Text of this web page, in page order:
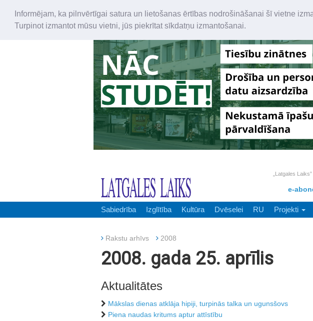
Informējam, ka pilnvērtīgai satura un lietošanas ērtības nodrošināšanai šī vietne
Turpinot izmantot mūsu vietni, jūs piekrītat sīkdatņu izmantošanai.
„Latgales
e-
Sabiedrība Izglītība Kultūra Dvēselei RU Projekti
Rakstu arhīvs 2008
2008. gada 25. aprīlis
Aktualitātes
Mākslas dienas atklāja hipiji, turpinās talka un ugunsšovs
Piena naudas kritums aptur attīstību